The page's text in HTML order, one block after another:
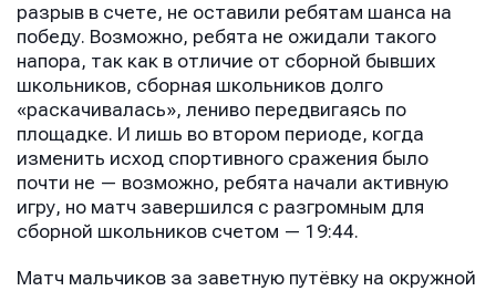
разрыв в счете, не оставили ребятам шанса на
победу. Возможно, ребята не ожидали такого
напора, так как в отличие от сборной бывших
школьников, сборная школьников долго
«раскачивалась», лениво передвигаясь по
площадке. И лишь во втором периоде, когда
изменить исход спортивного сражения было
почти не — возможно, ребята начали активную
игру, но матч завершился с разгромным для
сборной школьников счетом — 19:44.
Матч мальчиков за заветную путёвку на окружной
Телефон
Сообщение
Телефон
Сообщение
Телефон